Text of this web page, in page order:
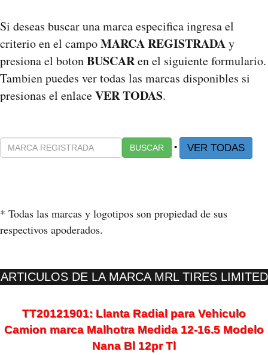
Si deseas buscar una marca especifica ingresa el
criterio en el campoMARCA REGISTRADAy
presiona el botonBUSCARen el siguiente formulario.
Tambien puedes ver todas las marcas disponibles si
presionas el enlaceVER TODAS.
BUSCAR • VER TODAS
* Todas las marcas y logotipos son propiedad de sus
respectivos apoderados.
ARTICULOS DE LA MARCA MRL TIRES LIMITED
TT20121901: Llanta Radial para Vehiculo
Camion marca Malhotra Medida 12-16.5 Modelo
Nana Bl 12pr Tl